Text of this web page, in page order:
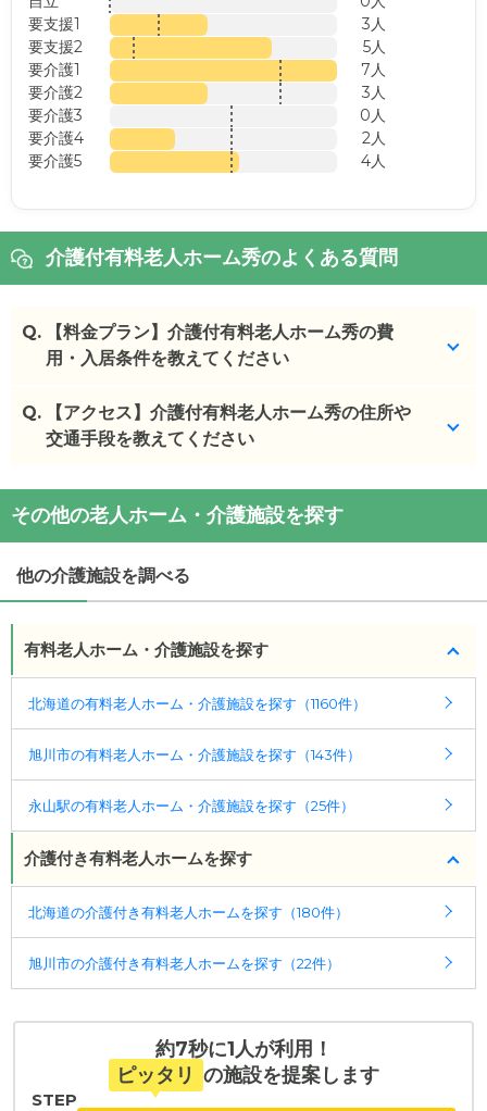
要支援1
3人
要支援2
5人
要介護1
7人
要介護2
3人
要介護3
0人
要介護4
2人
要介護5
4人
介護付有料老人ホーム秀のよくある質問
Q.
【料金プラン】介護付有料老人ホーム秀の費
用・入居条件を教えてください
介護付有料老人ホーム秀の入居金・月額料金は次の
とおりです。
・月額費用が9.5万円
・要介護度：要支援1、要支援2、要介護1、要介護
・認知症：受け入れ可
ケアスル 介護では詳細な料金プランをご確認頂けま
す。詳しくはこちら 。
◎ケアスル 介護の3つの特徴
ポート
入居相談：
0120-579-721
受付時間：10：00～19：00
・全国10000件の介護施設情報を掲載
幅広い選択肢の中から、条件にあった施設を選ぶ
ことができます。
たとえば「カラオケ」「麻雀」が楽しめる施設、
「夫婦入居可」の施設、「看取り可」の施設など、
医療・看護体制から施設を探すこともできます。
Q.
【アクセス】介護付有料老人ホーム秀の住所や
交通手段を教えてください
介護付有料老人ホーム秀の交通アクセス
・住所：北海道旭川市永山１条２０丁目６番１３号
・最寄り駅：
その他の老人ホーム・介護施設を探す
他の介護施設を調べる
有料老人ホーム・介護施設を探す
北海道の有料老人ホーム・介護施設を探す（1160件）
旭川市の有料老人ホーム・介護施設を探す（143件）
永山駅の有料老人ホーム・介護施設を探す（25件）
介護付き有料老人ホームを探す
北海道の介護付き有料老人ホームを探す（180件）
旭川市の介護付き有料老人ホームを探す（22件）
約7秒に1人が利用！
ピッタリ の施設を提案します
STEP